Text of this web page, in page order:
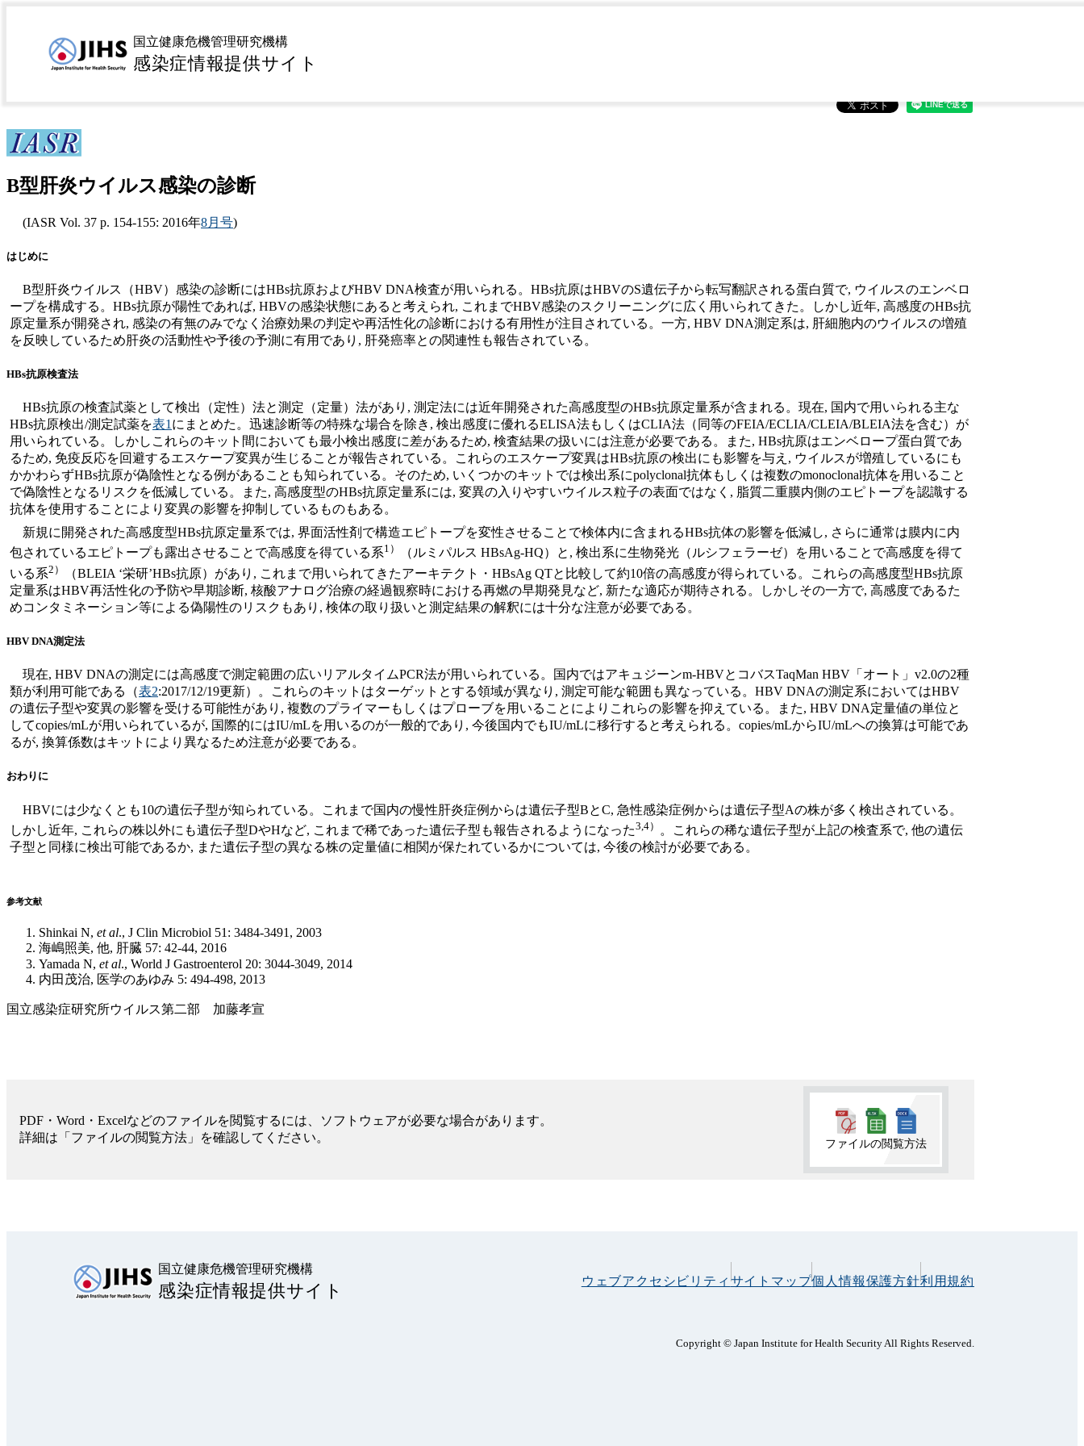
国立健康危機管理研究機構
感染症情報提供サイトB型肝炎ウイルス感染の診断
B型肝炎ウイルス感染の診断
(IASR Vol. 37 p. 154-155: 2016年8月号)
はじめに
B型肝炎ウイルス（HBV）感染の診断にはHBs抗原およびHBV DNA検査が用いられる。HBs抗原はHBVのS遺伝子から転写翻訳される蛋白質で, ウイルスのエンベロ
ープを構成する。HBs抗原が陽性であれば, HBVの感染状態にあると考えられ, これまでHBV感染のスクリーニングに広く用いられてきた。しかし近年, 高感度のHBs抗
原定量系が開発され, 感染の有無のみでなく治療効果の判定や再活性化の診断における有用性が注目されている。一方, HBV DNA測定系は, 肝細胞内のウイルスの増殖
を反映しているため肝炎の活動性や予後の予測に有用であり, 肝発癌率との関連性も報告されている。
HBs抗原検査法
HBs抗原の検査試薬として検出（定性）法と測定（定量）法があり, 測定法には近年開発された高感度型のHBs抗原定量系が含まれる。現在, 国内で用いられる主な
HBs抗原検出/測定試薬を表1 にまとめた。迅速診断等の特殊な場合を除き, 検出感度に優れるELISA法もしくはCLIA法（同等のFEIA/ECLIA/CLEIA/BLEIA法を含む）が
用いられている。しかしこれらのキット間においても最小検出感度に差があるため, 検査結果の扱いには注意が必要である。また, HBs抗原はエンベロープ蛋白質であ
るため, 免疫反応を回避するエスケープ変異が生じることが報告されている。これらのエスケープ変異はHBs抗原の検出にも影響を与え, ウイルスが増殖しているにも
かかわらずHBs抗原が偽陰性となる例があることも知られている。そのため, いくつかのキットでは検出系にpolyclonal抗体もしくは複数のmonoclonal抗体を用いること
で偽陰性となるリスクを低減している。また, 高感度型のHBs抗原定量系には, 変異の入りやすいウイルス粒子の表面ではなく, 脂質二重膜内側のエピトープを認識する
抗体を使用することにより変異の影響を抑制しているものもある。
新規に開発された高感度型HBs抗原定量系では, 界面活性剤で構造エピトープを変性させることで検体内に含まれるHBs抗体の影響を低減し, さらに通常は膜内に内
包されているエピトープも露出させることで高感度を得ている系1）
（ルミパルス HBsAg-HQ）と, 検出系に生物発光（ルシフェラーゼ）を用いることで高感度を得て
いる系2）
（BLEIA ‘栄研’HBs抗原）があり, これまで用いられてきたアーキテクト・HBsAg QTと比較して約10倍の高感度が得られている。これらの高感度型HBs抗原
定量系はHBV再活性化の予防や早期診断, 核酸アナログ治療の経過観察時における再燃の早期発見など, 新たな適応が期待される。しかしその一方で, 高感度であるた
めコンタミネーション等による偽陽性のリスクもあり, 検体の取り扱いと測定結果の解釈には十分な注意が必要である。
HBV DNA測定法
現在, HBV DNAの測定には高感度で測定範囲の広いリアルタイムPCR法が用いられている。国内ではアキュジーンm-HBVとコバスTaqMan HBV「オート」v2.0の2種
類が利用可能である（表2:2017/12/19更新）。これらのキットはターゲットとする領域が異なり, 測定可能な範囲も異なっている。HBV DNAの測定系においてはHBV
の遺伝子型や変異の影響を受ける可能性があり, 複数のプライマーもしくはプローブを用いることによりこれらの影響を抑えている。また, HBV DNA定量値の単位と
してcopies/mLが用いられているが, 国際的にはIU/mLを用いるのが一般的であり, 今後国内でもIU/mLに移行すると考えられる。copies/mLからIU/mLへの換算は可能であ
るが, 換算係数はキットにより異なるため注意が必要である。
おわりに
HBVには少なくとも10の遺伝子型が知られている。これまで国内の慢性肝炎症例からは遺伝子型BとC, 急性感染症例からは遺伝子型Aの株が多く検出されている。
しかし近年, これらの株以外にも遺伝子型DやHなど, これまで稀であった遺伝子型も報告されるようになった3,4）
。これらの稀な遺伝子型が上記の検査系で, 他の遺伝
子型と同様に検出可能であるか, また遺伝子型の異なる株の定量値に相関が保たれているかについては, 今後の検討が必要である。
参考文献
Shinkai N, et al., J Clin Microbiol 51: 3484-3491, 2003
海嶋照美, 他, 肝臓 57: 42-44, 2016
Yamada N, et al., World J Gastroenterol 20: 3044-3049, 2014
内田茂治, 医学のあゆみ 5: 494-498, 2013
国立感染症研究所ウイルス第二部 加藤孝宣
PDF・Word・Excelなどのファイルを閲覧するには、ソフトウェアが必要な場合があります。
詳細は「ファイルの閲覧方法」を確認してください。
ファイルの閲覧方法
国立健康危機管理研究機構
感染症情報提供サイト ウェブアクセシビリティ サイトマップ個人情報保護方針利用規約
Copyright © Japan Institute for Health Security All Rights Reserved.